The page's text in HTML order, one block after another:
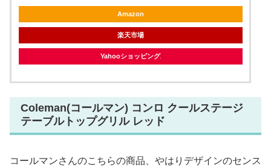
Amazon
楽天市場
Yahooショッピング
Coleman(コールマン) コンロ クールステージ
テーブルトップグリル レッド
コールマンさんのこちらの商品、やはりデザインのセンス